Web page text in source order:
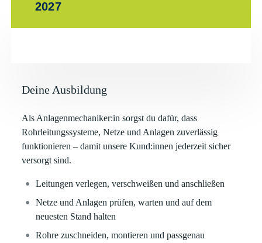
2027
Deine Ausbildung
Als Anlagenmechaniker:in sorgst du dafür, dass
Rohrleitungssysteme, Netze und Anlagen zuverlässig
funktionieren – damit unsere Kund:innen jederzeit sicher
versorgt sind.
Leitungen verlegen, verschweißen und anschließen
Netze und Anlagen prüfen, warten und auf dem
neuesten Stand halten
Rohre zuschneiden, montieren und passgenau